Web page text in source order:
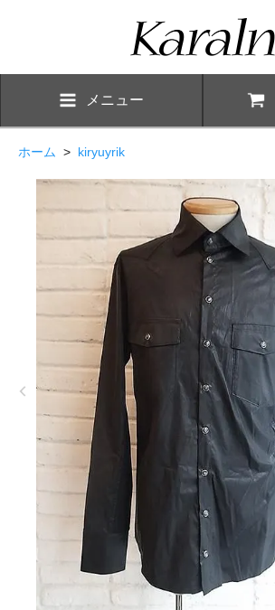
メニュー
ホーム > kiryuyrik